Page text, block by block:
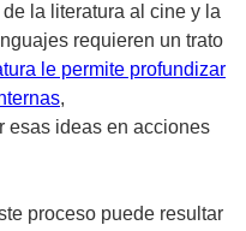
la literatura al cine y la
requieren un trato
le permite profundizar
,
esas ideas en acciones
proceso puede resultar